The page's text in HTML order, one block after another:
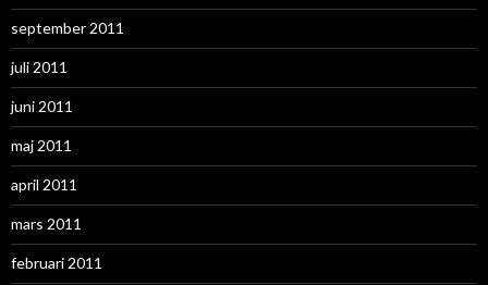
september 2011
juli 2011
juni 2011
maj 2011
april 2011
mars 2011
februari 2011